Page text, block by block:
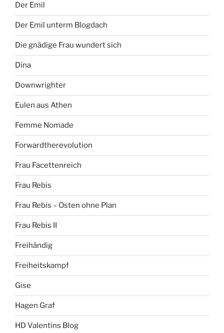
Der Emil
Der Emil unterm Blogdach
Die gnädige Frau wundert sich
Dina
Downwrighter
Eulen aus Athen
Femme Nomade
Forwardtherevolution
Frau Facettenreich
Frau Rebis
Frau Rebis – Osten ohne Plan
Frau Rebis II
Freihändig
Freiheitskampf
Gise
Hagen Graf
HD Valentins Blog